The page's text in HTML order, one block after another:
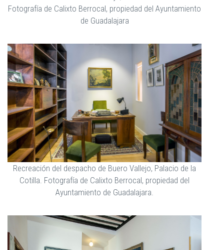
Fotografía de Calixto Berrocal, propiedad del Ayuntamiento
de Guadalajara
Recreación del despacho de Buero Vallejo, Palacio de la
Cotilla. Fotografía de Calixto Berrocal, propiedad del
Ayuntamiento de Guadalajara.